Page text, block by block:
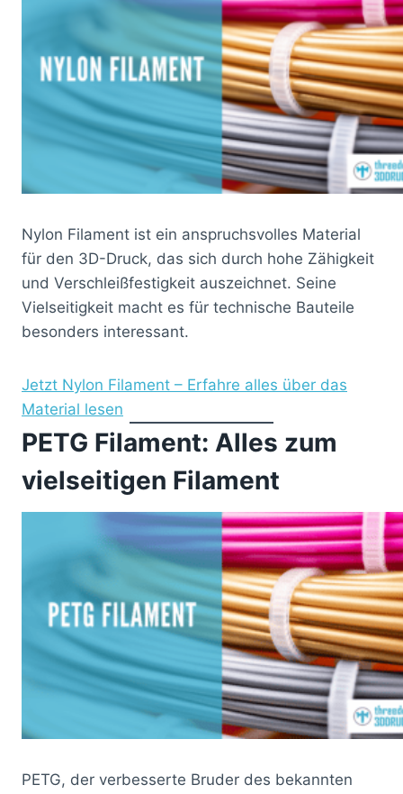
Nylon Filament ist ein anspruchsvolles Material
für den 3D-Druck, das sich durch hohe Zähigkeit
und Verschleißfestigkeit auszeichnet. Seine
Vielseitigkeit macht es für technische Bauteile
besonders interessant.
Jetzt Nylon Filament – Erfahre alles über das
Material lesen
PETG Filament: Alles zum
vielseitigen Filament
PETG, der verbesserte Bruder des bekannten